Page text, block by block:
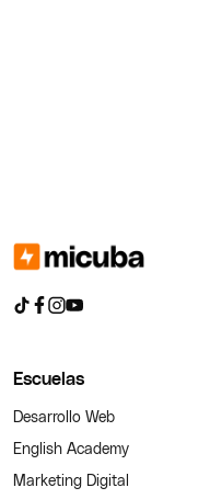
Escuelas
Desarrollo Web
English Academy
Marketing Digital